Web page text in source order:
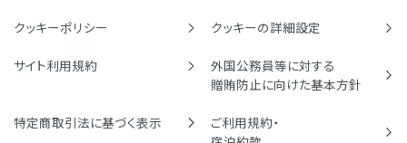
クッキーポリシー クッキーの詳細設定
サイト利用規約
外国公務員等に対する
贈賄防止に向けた基本方針
特定商取引法に基づく表示
ご利用規約・